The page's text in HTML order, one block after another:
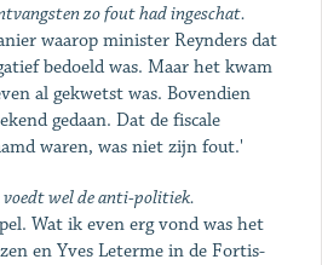
zo fout had ingeschat.
waarop minister Reynders dat
bedoeld was. Maar het kwam
al gekwetst was. Bovendien
gedaan. Dat de fiscale
waren, was niet zijn fout.'
wel de anti-politiek.
Wat ik even erg vond was het
en Yves Leterme in de Fortis-